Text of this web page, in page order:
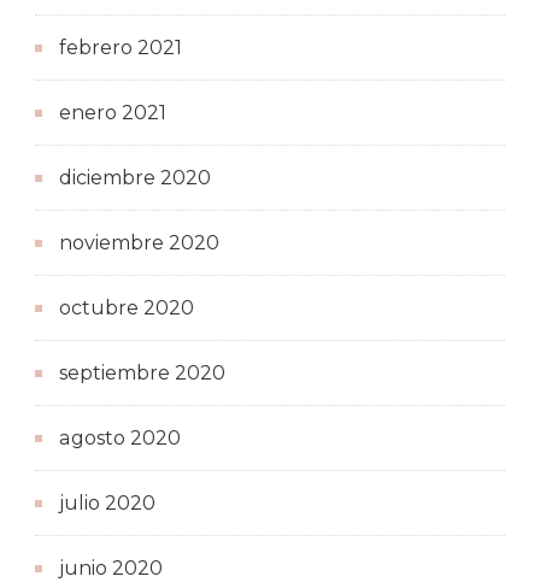
febrero 2021
enero 2021
diciembre 2020
noviembre 2020
octubre 2020
septiembre 2020
agosto 2020
julio 2020
junio 2020